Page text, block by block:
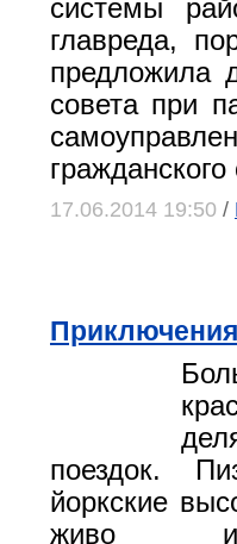
системы
главреда,
предложила
совета при
17.06.2014 19:50 /
поездок.
йоркские
живо